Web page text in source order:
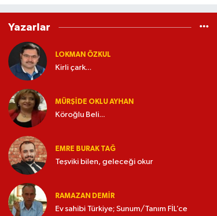
Yazarlar
LOKMAN ÖZKUL
Kirli çark...
MÜRŞIDE OKLU AYHAN
Köroğlu Beli...
EMRE BURAK TAĞ
Teşviki bilen, geleceği okur
RAMAZAN DEMİR
Ev sahibi Türkiye; Sunum/Tanım FİL’ce